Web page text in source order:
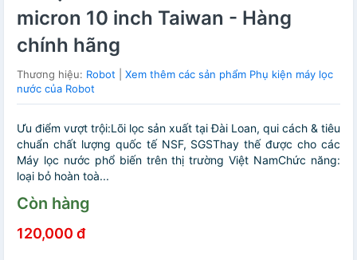
micron 10 inch Taiwan - Hàng
chính hãng
Thương hiệu: Robot
Xem thêm các sản phẩm Phụ kiện máy lọc
nước của Robot
Ưu điểm vượt trội:Lõi lọc sản xuất tại Đài Loan, qui cách & tiêu
chuẩn chất lượng quốc tế NSF, SGSThay thế được cho các
Máy lọc nước phổ biến trên thị trường Việt NamChức năng:
loại bỏ hoàn toà...
Còn hàng
120,000 đ